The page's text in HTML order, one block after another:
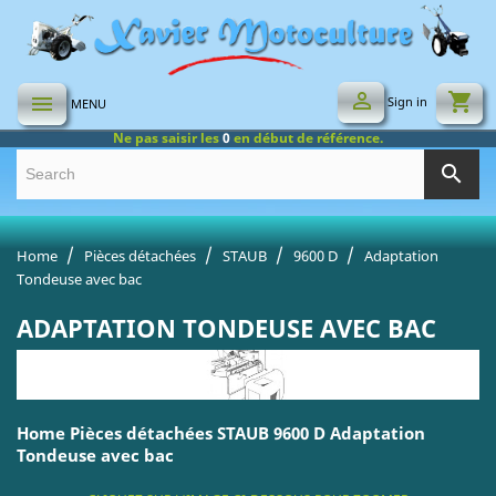
 MENU shopping_cart
 Sign in
search
Ne pas saisir les0en début de référence.
Home Pièces détachées STAUB 9600 D
Adaptation
Tondeuse avec bac
ADAPTATION TONDEUSE AVEC BAC
Home Pièces détachées STAUB 9600 D Adaptation
Tondeuse avec bac